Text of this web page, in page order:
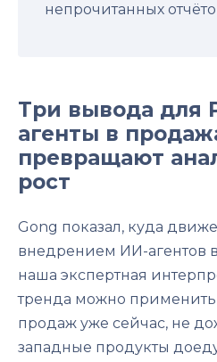
непрочитанных
Три вывода для
агенты в
превращают
рост
Gong показал, куда
внедрением ИИ-агентов
наша экспертная
тренда можно
продаж уже сейчас, не
западные продукты